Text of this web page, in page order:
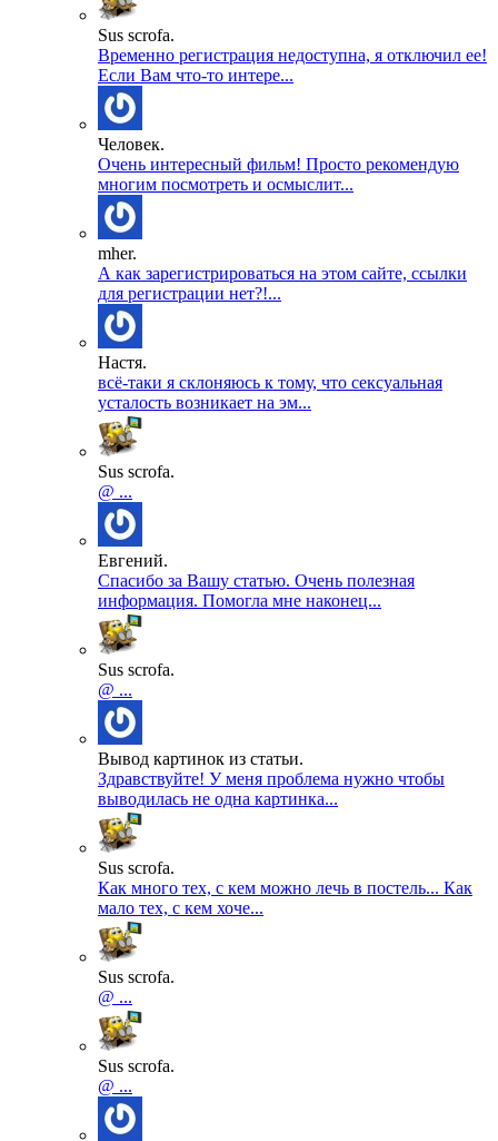
Sus scrofa.
Временно регистрация недоступна, я отключил ее!
Если Вам что-то интере...
Человек.
Очень интересный фильм! Просто рекомендую
многим посмотреть и осмыслит...
mher.
А как зарегистрироваться на этом сайте, ссылки
для регистрации нет?!...
Настя.
всё-таки я склоняюсь к тому, что сексуальная
усталость возникает на эм...
Sus scrofa.
@ ...
Евгений.
Спасибо за Вашу статью. Очень полезная
информация. Помогла мне наконец...
Sus scrofa.
@ ...
Вывод картинок из статьи.
Здравствуйте! У меня проблема нужно чтобы
выводилась не одна картинка...
Sus scrofa.
Как много тех, с кем можно лечь в постель... Как
мало тех, с кем хоче...
Sus scrofa.
@ ...
Sus scrofa.
@ ...